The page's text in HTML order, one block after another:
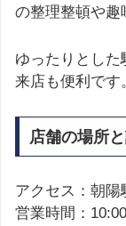
の整理整頓や趣
ゆったりとし
来店も便利です
店舗の場所
アクセス：朝陽
営業時間：